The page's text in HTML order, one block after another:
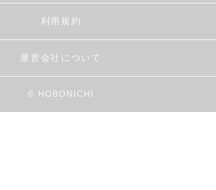
利用規約
運営会社について
© HOBONICHI